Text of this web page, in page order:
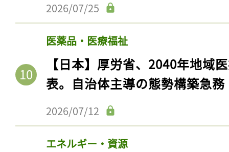
2026/07/25
医薬品・医療福祉
【日本】厚労省、2040年地域
表。自治体主導の態勢構築急務
2026/07/12
エネルギー・資源